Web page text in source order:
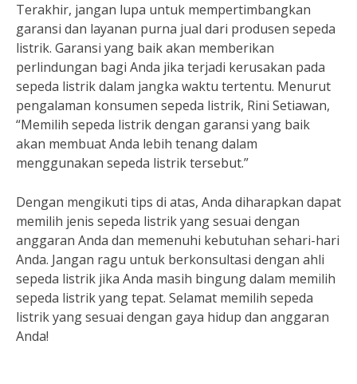
Terakhir, jangan lupa untuk mempertimbangkan
garansi dan layanan purna jual dari produsen sepeda
listrik. Garansi yang baik akan memberikan
perlindungan bagi Anda jika terjadi kerusakan pada
sepeda listrik dalam jangka waktu tertentu. Menurut
pengalaman konsumen sepeda listrik, Rini Setiawan,
“Memilih sepeda listrik dengan garansi yang baik
akan membuat Anda lebih tenang dalam
menggunakan sepeda listrik tersebut.”
Dengan mengikuti tips di atas, Anda diharapkan dapat
memilih jenis sepeda listrik yang sesuai dengan
anggaran Anda dan memenuhi kebutuhan sehari-hari
Anda. Jangan ragu untuk berkonsultasi dengan ahli
sepeda listrik jika Anda masih bingung dalam memilih
sepeda listrik yang tepat. Selamat memilih sepeda
listrik yang sesuai dengan gaya hidup dan anggaran
Anda!